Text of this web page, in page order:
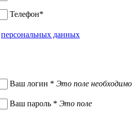
Телефон*
персональных данных
Ваш логин * Это поле необходимо
Ваш пароль * Это поле